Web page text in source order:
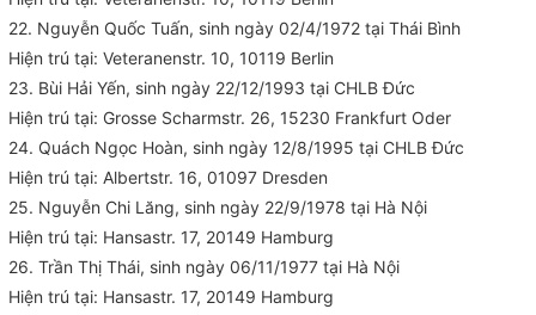
22. Nguyễn Quốc Tuấn, sinh ngày 02/4/1972 tại Thái Bình
Hiện trú tại: Veteranenstr. 10, 10119 Berlin
23. Bùi Hải Yến, sinh ngày 22/12/1993 tại CHLB Đức
Hiện trú tại: Grosse Scharmstr. 26, 15230 Frankfurt Oder
24. Quách Ngọc Hoàn, sinh ngày 12/8/1995 tại CHLB Đức
Hiện trú tại: Albertstr. 16, 01097 Dresden
25. Nguyễn Chi Lăng, sinh ngày 22/9/1978 tại Hà Nội
Hiện trú tại: Hansastr. 17, 20149 Hamburg
26. Trần Thị Thái, sinh ngày 06/11/1977 tại Hà Nội
Hiện trú tại: Hansastr. 17, 20149 Hamburg